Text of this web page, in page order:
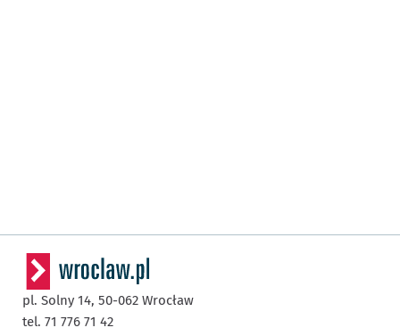
pl. Solny 14, 50-062 Wrocław
tel. 71 776 71 42